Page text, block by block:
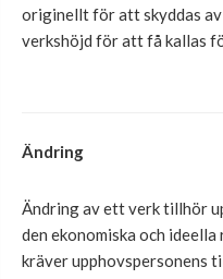
originellt för att skyddas
verkshöjd för att få kallas
Ändring
Ändring av ett verk tillhör
den ekonomiska och
kräver upphovspersonens